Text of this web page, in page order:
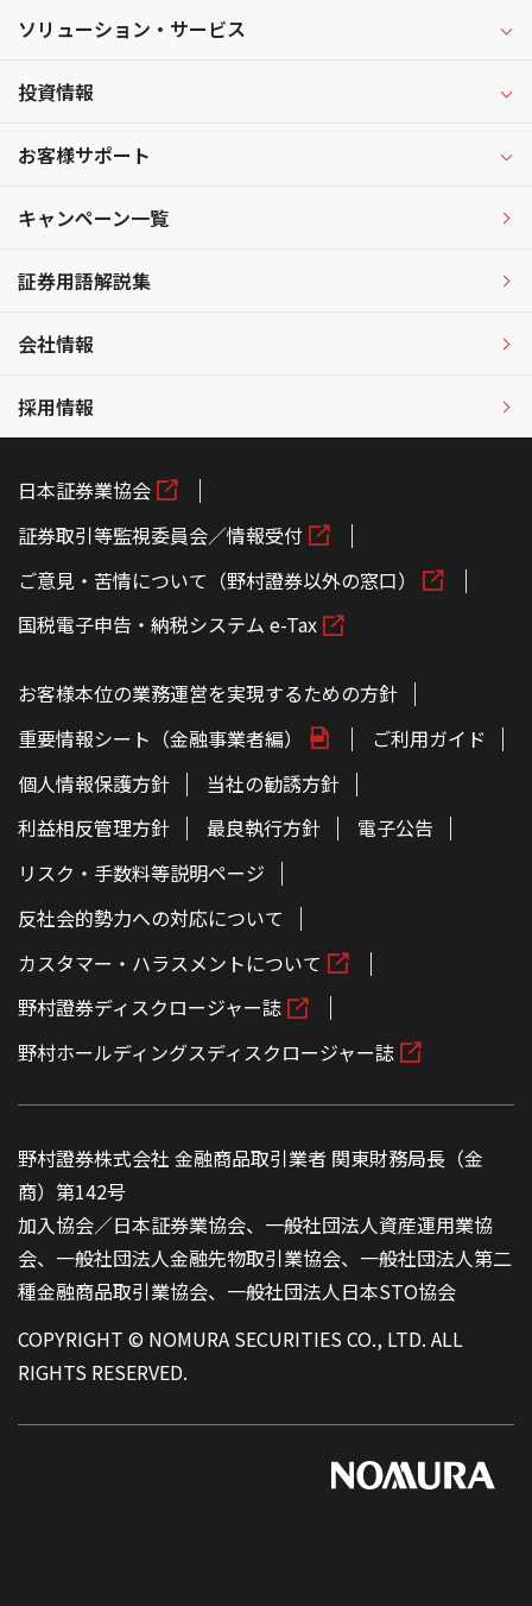
ソリューション・サービス
投資情報
お客様サポート
キャンペーン一覧
証券用語解説集
会社情報
採用情報
日本証券業協会
証券取引等監視委員会／情報受付
ご意見・苦情について（野村證券以外の窓口）
国税電子申告・納税システム e-Tax
お客様本位の業務運営を実現するための方針
重要情報シート（金融事業者編）
ご利用ガイド
個人情報保護方針
当社の勧誘方針
利益相反管理方針
最良執行方針
電子公告
リスク・手数料等説明ページ
反社会的勢力への対応について
カスタマー・ハラスメントについて
野村證券ディスクロージャー誌
野村ホールディングスディスクロージャー誌
野村證券株式会社 金融商品取引業者 関東財務局長（金
商）第142号
加入協会／日本証券業協会、一般社団法人資産運用業協
会、一般社団法人金融先物取引業協会、一般社団法人第二
種金融商品取引業協会、一般社団法人日本STO協会
COPYRIGHT © NOMURA SECURITIES CO., LTD. ALL
RIGHTS RESERVED.